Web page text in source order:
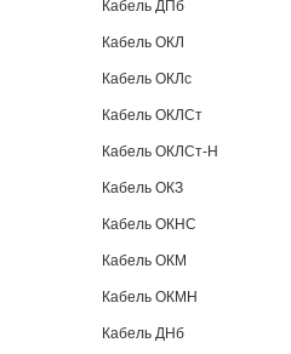
Кабель ДПб
Кабель ОКЛ
Кабель ОКЛс
Кабель ОКЛСт
Кабель ОКЛСт-Н
Кабель ОКЗ
Кабель ОКНС
Кабель ОКМ
Кабель ОКМН
Кабель ДНб